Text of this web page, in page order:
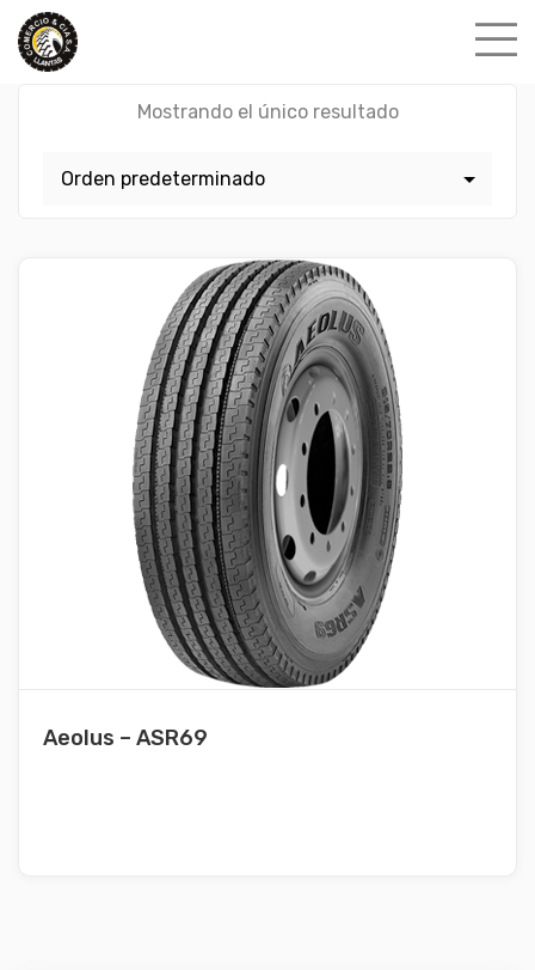
Skip
content
Mostrando el único resultado
Aeolus – ASR69